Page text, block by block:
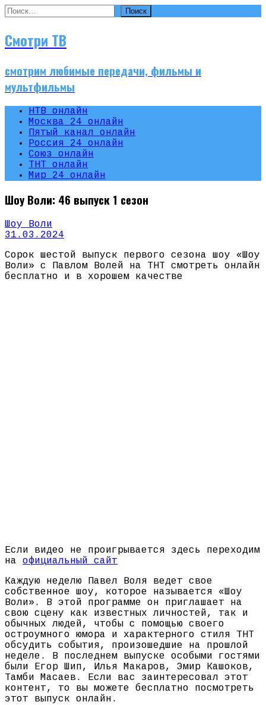
Найти:
Смотри ТВ
смотрим любимые передачи, фильмы и
мультфильмы
НТВ онлайн
Москва 24 онлайн
Пятый канал онлайн
Россия 24 онлайн
Союз онлайн
ТНТ онлайн
Мир 24 онлайн
Шоу Воли: 46 выпуск 1 сезон
Шоу Воли
31.03.2024
Сорок шестой выпуск первого сезона шоу «Шоу
Воли» с Павлом Волей на ТНТ смотреть онлайн
бесплатно и в хорошем качестве
Если видео не проигрывается здесь переходим
на официальный сайт
Каждую неделю Павел Воля ведет свое
собственное шоу, которое называется «Шоу
Воли». В этой программе он приглашает на
свою сцену как известных личностей, так и
обычных людей, чтобы с помощью своего
остроумного юмора и характерного стиля ТНТ
обсудить события, произошедшие на прошлой
неделе. В последнем выпуске особыми гостями
были Егор Шип, Илья Макаров, Эмир Кашоков,
Тамби Масаев. Если вас заинтересовал этот
контент, то вы можете бесплатно посмотреть
этот выпуск онлайн.